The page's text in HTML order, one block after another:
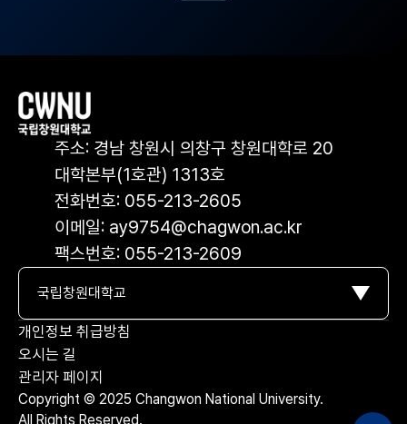
주소: 경남 창원시 의창구 창원대학로 20
대학본부(1호관) 1313호
전화번호: 055-213-2605
이메일: ay9754@chagwon.ac.kr
팩스번호: 055-213-2609
국립창원대학교
개인정보 취급방침
오시는 길
관리자 페이지
Copyright © 2025 Changwon National University.
All Rights Reserved.